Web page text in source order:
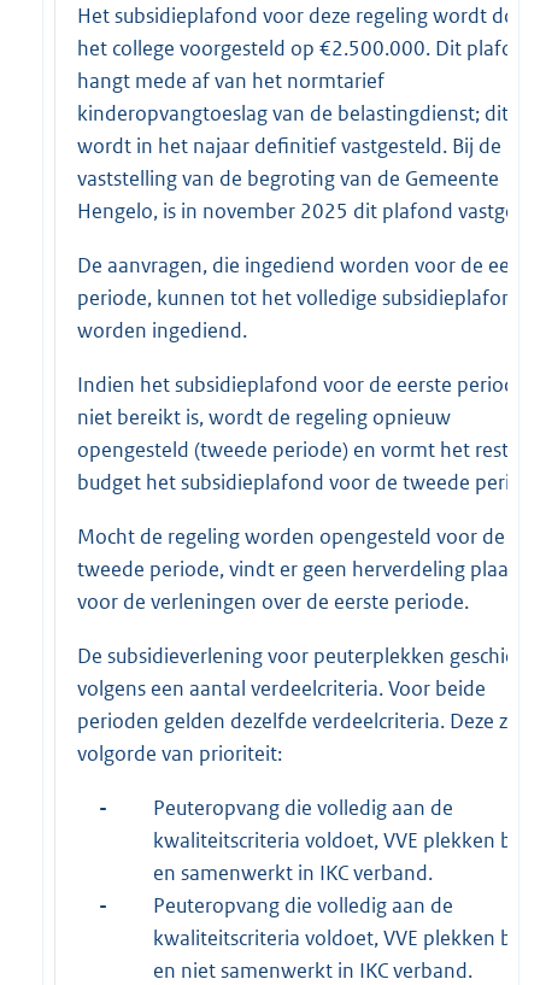
Het subsidieplafond voor deze regeling wordt door
het college voorgesteld op €2.500.000. Dit plafond
hangt mede af van het normtarief
kinderopvangtoeslag van de belastingdienst; dit
wordt in het najaar definitief vastgesteld. Bij de
vaststelling van de begroting van de Gemeente
Hengelo, is in november 2025 dit plafond
De aanvragen, die ingediend worden voor de
periode, kunnen tot het volledige subsidieplafond
worden ingediend.
Indien het subsidieplafond voor de eerste periode
niet bereikt is, wordt de regeling opnieuw
opengesteld (tweede periode) en vormt het restant
budget het subsidieplafond voor de tweede
Mocht de regeling worden opengesteld voor de
tweede periode, vindt er geen herverdeling plaats
voor de verleningen over de eerste periode.
De subsidieverlening voor peuterplekken geschiedt
volgens een aantal verdeelcriteria. Voor beide
perioden gelden dezelfde verdeelcriteria. Deze zijn
volgorde van prioriteit:
-
Peuteropvang die volledig aan de
kwaliteitscriteria voldoet, VVE plekken
en samenwerkt in IKC verband.
-
Peuteropvang die volledig aan de
kwaliteitscriteria voldoet, VVE plekken
en niet samenwerkt in IKC verband.